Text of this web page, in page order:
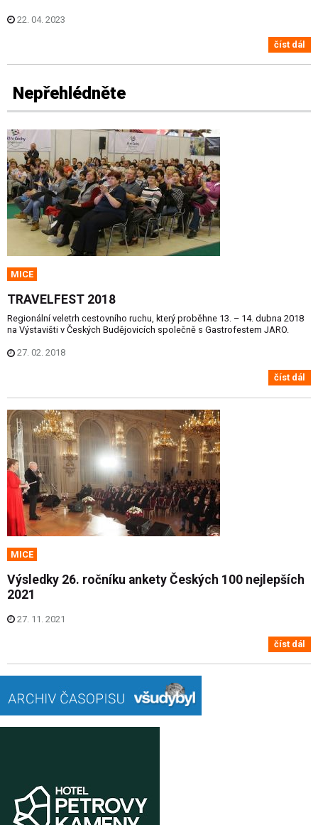
22. 04. 2023
číst dál
Nepřehlédněte
MICE
TRAVELFEST 2018
Regionální veletrh cestovního ruchu, který proběhne 13. – 14. dubna 2018
na Výstavišti v Českých Budějovicích společně s Gastrofestem JARO.
27. 02. 2018
číst dál
MICE
Výsledky 26. ročníku ankety Českých 100 nejlepších
2021
27. 11. 2021
číst dál